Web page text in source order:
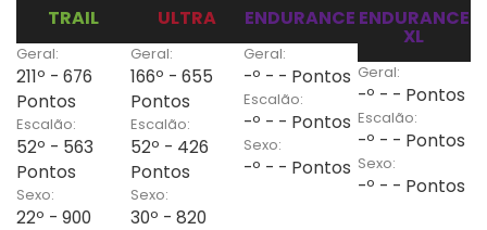
TRAIL
Geral:
211º - 676
Pontos
Escalão:
52º - 563
Pontos
Sexo:
22º - 900
ULTRA
Geral:
166º - 655
Pontos
Escalão:
52º - 426
Pontos
Sexo:
30º - 820
ENDURANCE
Geral:
-º - - Pontos
Escalão:
-º - - Pontos
Sexo:
-º - - Pontos
ENDURANCE
XL
Geral:
-º - - Pontos
Escalão:
-º - - Pontos
Sexo:
-º - - Pontos